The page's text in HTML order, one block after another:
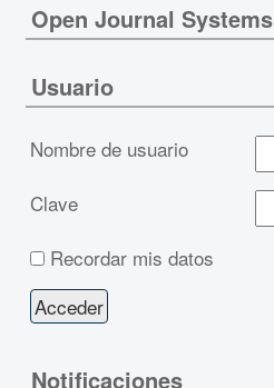
Open Journal Systems
Usuario
Nombre de usuario
Clave
Recordar mis datos
Notificaciones